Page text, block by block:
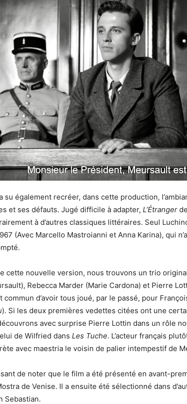
su également recréer, dans cette production,
et ses défauts. Jugé difficile à adapter, L’Étranger
à d’autres classiques littéraires. Seul
(Avec Marcello Mastroianni et Anna Karina), qui
cette nouvelle version, nous trouvons un trio
Rebecca Marder (Marie Cardona) et Pierre
commun d’avoir tous joué, par le passé, pour
). Si les deux premières vedettes citées ont une
avec surprise Pierre Lottin dans un rôle
de Wilfried dans Les Tuche. L’acteur français
avec maestria le voisin de palier intempestif de
de noter que le film a été présenté en avant-
de Venise. Il a ensuite été sélectionné dans
Sebastian.